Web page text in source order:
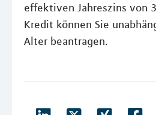
effektiven Jahreszins von
Kredit können Sie
Alter beantragen.